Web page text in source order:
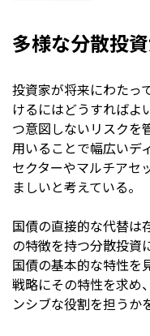
多様な分散投
投資家が将来にわたっ
けるにはどうすれば
つ意図しないリスクを
用いることで幅広いデ
セクターやマルチアセ
ましいと考えている。
国債の直接的な代替は
の特徴を持つ分散投資
国債の基本的な特性を
戦略にその特性を求め
ンシブな役割を担うか